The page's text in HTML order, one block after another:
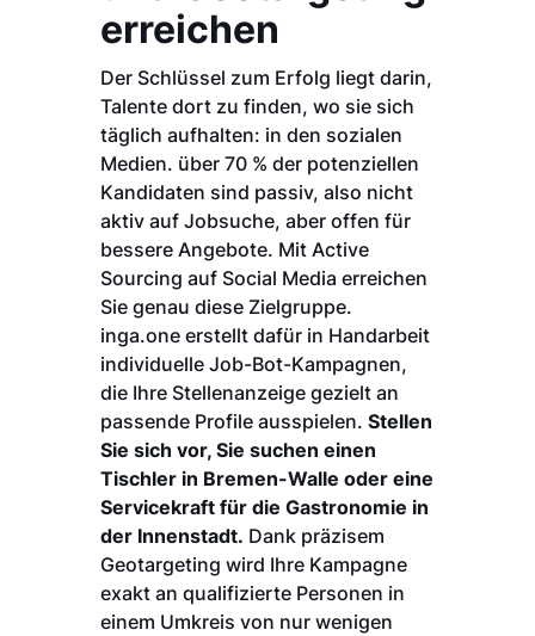
erreichen
Der Schlüssel zum Erfolg liegt darin,
Talente dort zu finden, wo sie sich
täglich aufhalten: in den sozialen
Medien. über 70 % der potenziellen
Kandidaten sind passiv, also nicht
aktiv auf Jobsuche, aber offen für
bessere Angebote. Mit Active
Sourcing auf Social Media erreichen
Sie genau diese Zielgruppe.
inga.one erstellt dafür in Handarbeit
individuelle Job-Bot-Kampagnen,
die Ihre Stellenanzeige gezielt an
passende Profile ausspielen. Stellen
Sie sich vor, Sie suchen einen
Tischler in Bremen-Walle oder eine
Servicekraft für die Gastronomie in
der Innenstadt. Dank präzisem
Geotargeting wird Ihre Kampagne
exakt an qualifizierte Personen in
einem Umkreis von nur wenigen